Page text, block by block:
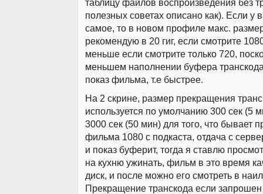
таблицу файлов воспроизведения без
полезных советах описано как). Если у
самое, то в новом профиле макс.
рекомендую в 20 гиг, если смотрите
меньше если смотрите только 720,
меньшем наполнении буфера
показ фильма, т.е быстрее.
На 2 скрине, размер прекращения
используется по умолчанию 300 сек (5
3000 сек (50 мин) для того, что бывает
фильма 1080 с подкаста, отдача с
и показ буферит, тогда я ставлю
на кухню ужинать, фильм в это время
диск, и после можно его смотреть в
Прекращение транскода если